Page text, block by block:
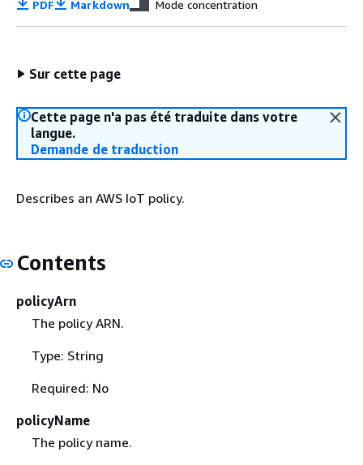
PDF Markdown Mode concentration
Sur cette page
Cette page n'a pas été traduite dans votre
langue.
Demande de traduction
Describes an AWS IoT policy.
Contents
policyArn
The policy ARN.
Type: String
Required: No
policyName
The policy name.